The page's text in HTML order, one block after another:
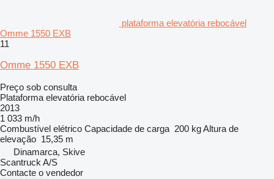
plataforma elevatória rebocável
Omme 1550 EXB
11
Omme 1550 EXB
Preço sob consulta
Plataforma elevatória rebocável
2013
1 033 m/h
Combustível elétrico Capacidade de carga 200 kgAltura de
elevação 15,35 m
Dinamarca, Skive
Scantruck A/S
Contacte o vendedor